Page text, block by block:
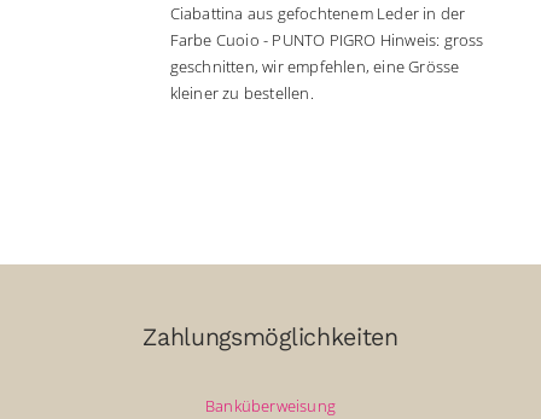
war:
CHF189.00
ist:
CHF115.00.
Ciabattina aus gefochtenem Leder in der
Farbe Cuoio - PUNTO PIGRO Hinweis: gross
geschnitten, wir empfehlen, eine Grösse
kleiner zu bestellen.
Zahlungsmöglichkeiten
Banküberweisung